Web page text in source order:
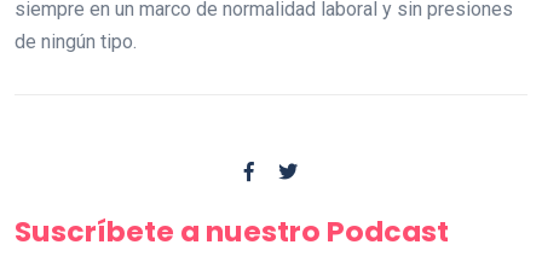
siempre en un marco de normalidad laboral y sin presiones
de ningún tipo.
Suscríbete a nuestro Podcast